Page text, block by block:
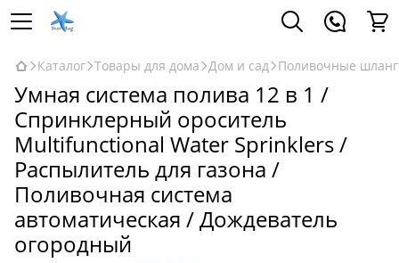
Каталог Товары для дома Дом и сад Поливочные
Умная система полива 12 в 1 /
Спринклерный ороситель
Multifunctional Water Sprinklers /
Распылитель для газона /
Поливочная система
автоматическая / Дождеватель
огородный